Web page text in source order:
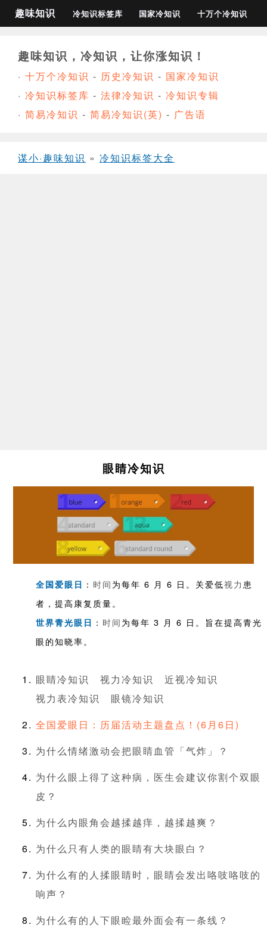
趣味知识 冷知识标签库 国家冷知识 十万个冷知识
趣味知识，冷知识，让你涨知识！
· 十万个冷知识 - 历史冷知识 - 国家冷知识
· 冷知识标签库 - 法律冷知识 - 冷知识专辑
· 简易冷知识 - 简易冷知识(英) - 广告语
谋小·趣味知识 » 冷知识标签大全
眼睛冷知识
全国爱眼日 ： 时间为每年 6 月 6 日。关爱低视力 患
者，提高康复质量。
世界青光眼日 ： 时间为每年 3 月 6 日。旨在提高青光
眼的知晓率。
眼睛冷知识 视力冷知识
近视冷知识
视力表冷知识
眼镜冷知识
全国爱眼日：历届活动主题盘点！(6月6日)
为什么情绪激动会把眼睛血管「气炸」？
为什么眼上得了这种病，医生会建议你割个双眼
皮？
为什么内眼角会越揉越痒，越揉越爽？
为什么只有人类的眼睛有大块眼白？
为什么有的人揉眼睛时，眼睛会发出咯吱咯吱的
响声？
为什么有的人下眼睑最外面会有一条线？